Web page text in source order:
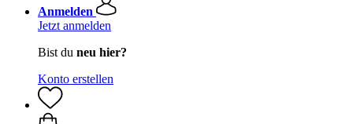
Anmelden
Jetzt anmelden
Bist du neu hier?
Konto erstellen